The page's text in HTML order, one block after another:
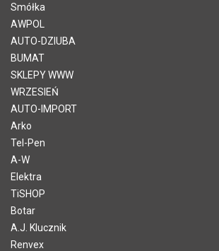
Smółka
AWPOL
AUTO-DZIUBA
BUMAT
SKLEPY WWW
WRZESIEŃ
AUTO-IMPORT
Arko
Tel-Pen
A-W
Elektra
TiSHOP
Botar
A.J. Klucznik
Renvex